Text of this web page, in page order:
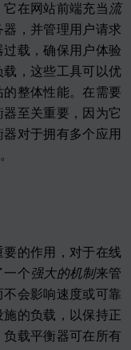
在网站前端充当 流
，并管理用户请求
载，确保用户体验
，这些工具可以优
整体性能。在需要
至关重要，因为它
对于拥有多个应用
的作用，对于在线
一个强大的机制来管
会影响速度或可靠
的负载，以保持正
载平衡器可在所有